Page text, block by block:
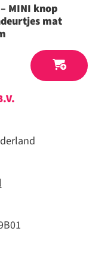
MINI knop
mat